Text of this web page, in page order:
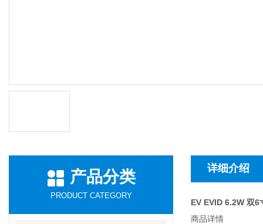
产品分类
PRODUCT CATEGORY
详细介绍
EV EVID 6.2W 双6
商品详情